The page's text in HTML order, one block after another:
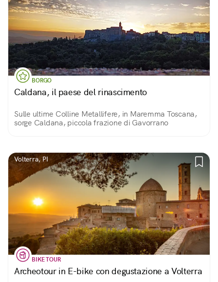
BORGO
Caldana, il paese del rinascimento
Sulle ultime Colline Metallifere, in Maremma Toscana,
sorge Caldana, piccola frazione di Gavorrano
Volterra, PI
BIKE TOUR
Archeotour in E-bike con degustazione a Volterra